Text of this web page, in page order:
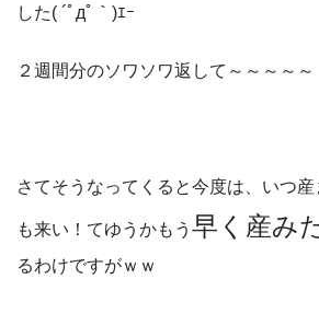
した( ´ﾟдﾟ｀)ｴｰ
２週間分のソワソワ返して～～～～～
さてそうなってくると今度は、いつ
も来い！てゆうかもう 早く産み
るわけですがｗｗ